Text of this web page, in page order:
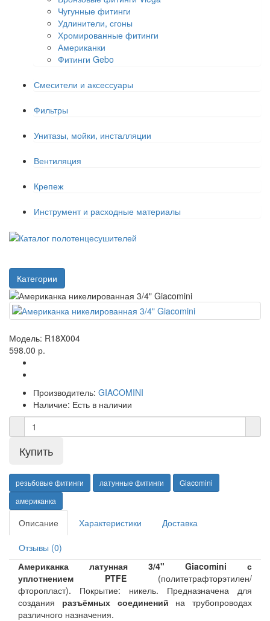
Чугунные фитинги
Удлинители, сгоны
Хромированные фитинги
Американки
Фитинги Gebo
Смесители и аксессуары
Фильтры
Унитазы, мойки, инсталляции
Вентиляция
Крепеж
Инструмент и расходные материалы
Категории
Модель: R18X004
598.00 р.
Производитель: GIACOMINI
Наличие: Есть в наличии
резьбовые фитинги латунные фитинги
Giacomini
американка
Описание Характеристики Доставка
Отзывы (0)
Американка латунная 3/4" Giacomini с
уплотнением PTFE (политетрафторэтилен/
фторопласт).
Покрытие: никель.
Предназначена для
создания разъёмных соединений на трубопроводах
различного назначения.